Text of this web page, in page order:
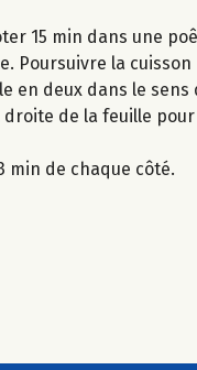
15 min dans une
Poursuivre la
en deux dans le sens
de la feuille
min de chaque côté.